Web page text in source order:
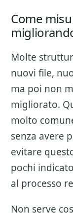
Come
Molte
nuovi file,
ma poi non
migliorato.
molto
senza avere
evitare
pochi
al processo
Non serve